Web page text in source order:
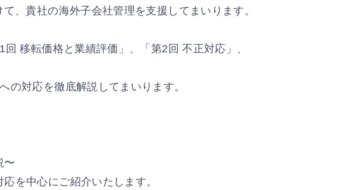
、貴社の海外子会社管理を支援してまいります。
移転価格と業績評価」、「第2回 不正対応」、
の対応を徹底解説してまいります。
〜
を中心にご紹介いたします。